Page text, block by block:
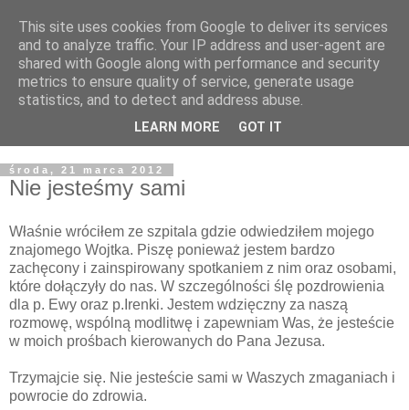
Żyjąc wiarą w REALNYM
świecie
Blog pastora Pawła Bartosika
środa, 21 marca 2012
Nie jesteśmy sami
Właśnie wróciłem ze szpitala gdzie odwiedziłem mojego
znajomego Wojtka. Piszę ponieważ jestem bardzo
zachęcony i zainspirowany spotkaniem z nim oraz osobami,
które dołączyły do nas. W szczególności ślę pozdrowienia
dla p. Ewy oraz p.Irenki. Jestem wdzięczny za naszą
rozmowę, wspólną modlitwę i zapewniam Was, że jesteście
w moich prośbach kierowanych do Pana Jezusa.
Trzymajcie się. Nie jesteście sami w Waszych zmaganiach i
powrocie do zdrowia.
This site uses cookies from Google to deliver its services
and to analyze traffic. Your IP address and user-agent are
shared with Google along with performance and security
metrics to ensure quality of service, generate usage
statistics, and to detect and address abuse.
LEARN MORE GOT IT